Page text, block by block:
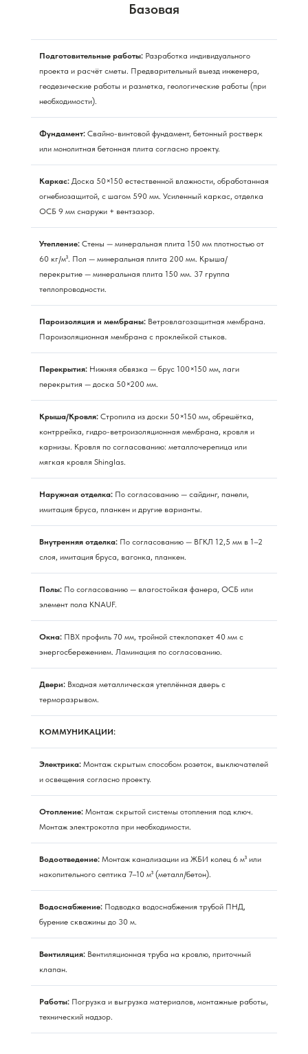
Базовая
Подготовительные работы: Разработка индивидуального
проекта и расчёт сметы. Предварительный выезд инженера,
геодезические работы и разметка, геологические работы (при
необходимости).
Фундамент: Свайно-винтовой фундамент, бетонный ростверк
или монолитная бетонная плита согласно проекту.
Каркас: Доска 50×150 естественной влажности, обработанная
огнебиозащитой, с шагом 590 мм. Усиленный каркас, отделка
ОСБ 9 мм снаружи + вентзазор.
Утепление: Стены — минеральная плита 150 мм плотностью от
60 кг/м³. Пол — минеральная плита 200 мм. Крыша/
перекрытие — минеральная плита 150 мм. 37 группа
теплопроводности.
Пароизоляция и мембраны: Ветровлагозащитная мембрана.
Пароизоляционная мембрана с проклейкой стыков.
Перекрытия: Нижняя обвязка — брус 100×150 мм, лаги
перекрытия — доска 50×200 мм.
Крыша/Кровля: Стропила из доски 50×150 мм, обрешётка,
контррейка, гидро-ветроизоляционная мембрана, кровля и
карнизы. Кровля по согласованию: металлочерепица или
мягкая кровля Shinglas.
Наружная отделка: По согласованию — сайдинг, панели,
имитация бруса, планкен и другие варианты.
Внутренняя отделка: По согласованию — ВГКЛ 12,5 мм в 1–2
слоя, имитация бруса, вагонка, планкен.
Полы: По согласованию — влагостойкая фанера, ОСБ или
элемент пола KNAUF.
Окна: ПВХ профиль 70 мм, тройной стеклопакет 40 мм с
энергосбережением. Ламинация по согласованию.
Двери: Входная металлическая утеплённая дверь с
терморазрывом.
КОММУНИКАЦИИ:
Электрика: Монтаж скрытым способом розеток, выключателей
и освещения согласно проекту.
Отопление: Монтаж скрытой системы отопления под ключ.
Монтаж электрокотла при необходимости.
Водоотведение: Монтаж канализации из ЖБИ колец 6 м³ или
накопительного септика 7–10 м³ (металл/бетон).
Водоснабжение: Подводка водоснабжения трубой ПНД,
бурение скважины до 30 м.
Вентиляция: Вентиляционная труба на кровлю, приточный
клапан.
Работы: Погрузка и выгрузка материалов, монтажные работы,
технический надзор.